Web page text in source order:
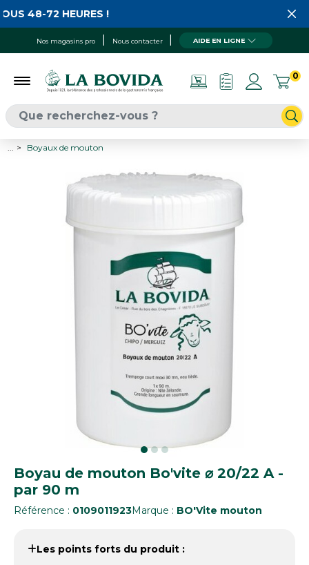
Nos magasins pro Nous contacter AIDE EN LIGNE
0
48-72 HEURES !
Boyaux de mouton
Boyau de mouton Bo'vite ⌀ 20/22 A -
par 90 m
Référence : 0109011923Marque : BO'Vite mouton
Les points forts du produit :